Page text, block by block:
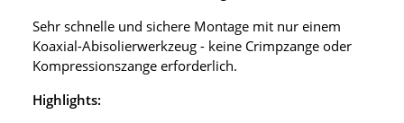
Sehr schnelle und sichere Montage mit nur einem
Koaxial-Abisolierwerkzeug - keine Crimpzange oder
Kompressionszange erforderlich.
Highlights: